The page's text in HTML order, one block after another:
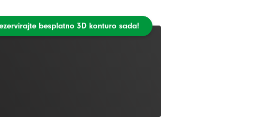
besplatno 3D konturo sada!